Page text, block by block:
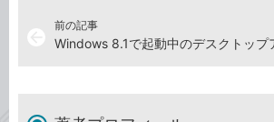
前の記事